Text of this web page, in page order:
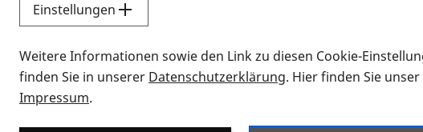
Vorlesen
Alle Infomaterialien in
Sie möchten wissen, wie Sie nach
Einstellungen
Weitere Informationen sowie den Link zu diesen Cookie-
finden Sie in unserer Datenschutzerklärung. Hier finden Sie unser
Impressum.